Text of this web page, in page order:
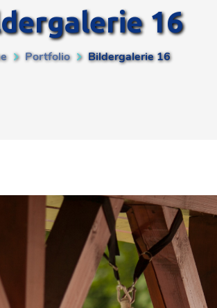
16
Portfolio Bildergalerie 16